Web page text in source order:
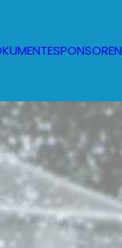
SPONSOREN